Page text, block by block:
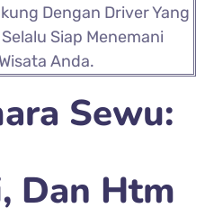
Dengan Driver Yang
Siap Menemani
Anda.
Sewu:
Dan Htm